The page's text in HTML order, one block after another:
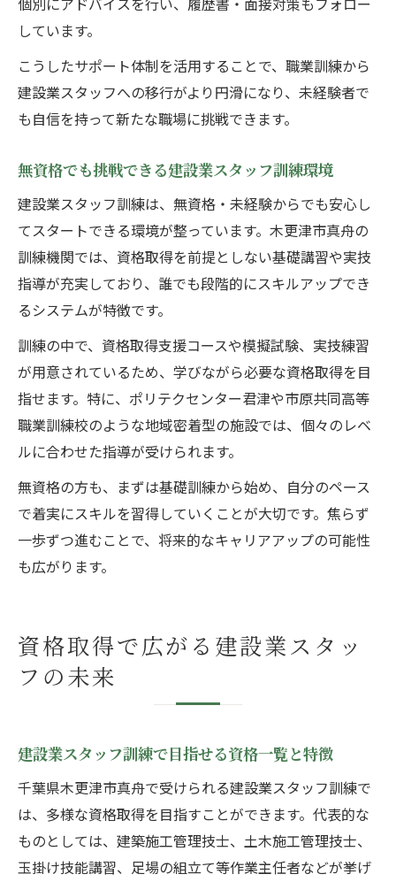
しています。
こうしたサポート体制を活用することで、職業訓練から
建設業スタッフへの移行がより円滑になり、未経験者で
も自信を持って新たな職場に挑戦できます。
無資格でも挑戦できる建設業スタッフ訓練環境
建設業スタッフ訓練は、無資格・未経験からでも安心し
てスタートできる環境が整っています。木更津市真舟の
訓練機関では、資格取得を前提としない基礎講習や実技
指導が充実しており、誰でも段階的にスキルアップでき
るシステムが特徴です。
訓練の中で、資格取得支援コースや模擬試験、実技練習
が用意されているため、学びながら必要な資格取得を目
指せます。特に、ポリテクセンター君津や市原共同高等
職業訓練校のような地域密着型の施設では、個々のレベ
ルに合わせた指導が受けられます。
無資格の方も、まずは基礎訓練から始め、自分のペース
で着実にスキルを習得していくことが大切です。焦らず
一歩ずつ進むことで、将来的なキャリアアップの可能性
も広がります。
資格取得で広がる建設業スタッ
フの未来
建設業スタッフ訓練で目指せる資格一覧と特徴
千葉県木更津市真舟で受けられる建設業スタッフ訓練で
は、多様な資格取得を目指すことができます。代表的な
ものとしては、建築施工管理技士、土木施工管理技士、
玉掛け技能講習、足場の組立て等作業主任者などが挙げ